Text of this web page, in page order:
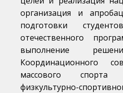
организация и
подготовки
отечественного
выполнение
Координационного
массового спорта
физкультурно-